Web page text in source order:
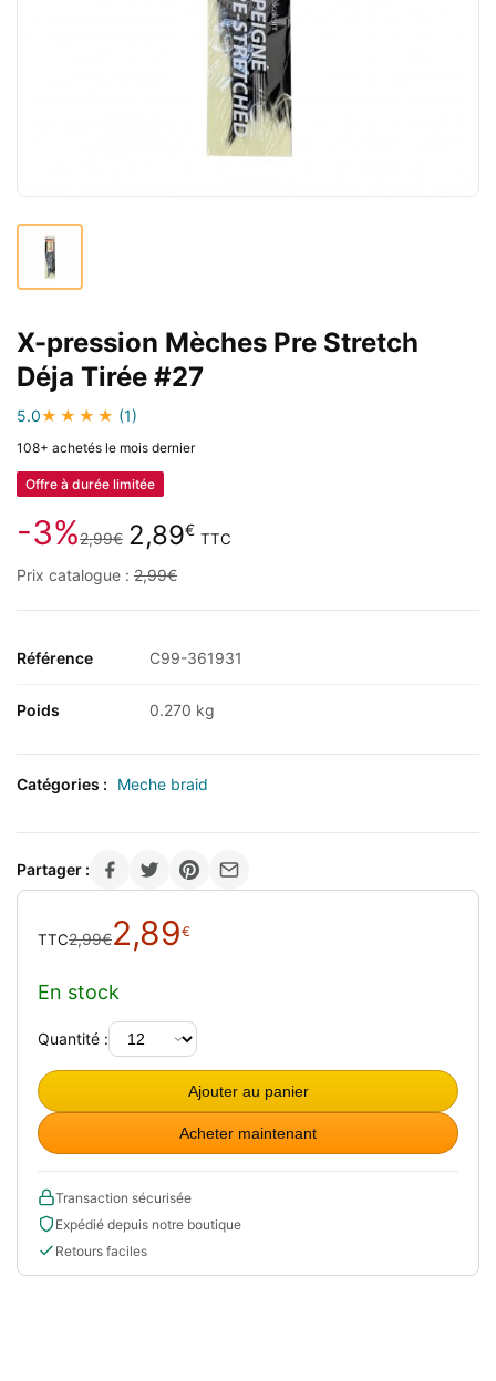
X-pression Mèches Pre Stretch
Déja Tirée #27
5.0 (1)
108+ achetés le mois dernier
Offre à durée limitée
-3%2,99€
Le
prix
initial
était :
2,89€Le
est :
TTC
Prix catalogue : 2,99€
Référence C99-361931
Poids 0.270 kg
Catégories : Meche braid
Partager :
2,99€
prix
était :
2,99€.
2,89€
prix
est :
2,89€.
TTC
En stock
Quantité :
Ajouter au panier
Acheter maintenant
Transaction sécurisée
Expédié depuis notre boutique
Retours faciles